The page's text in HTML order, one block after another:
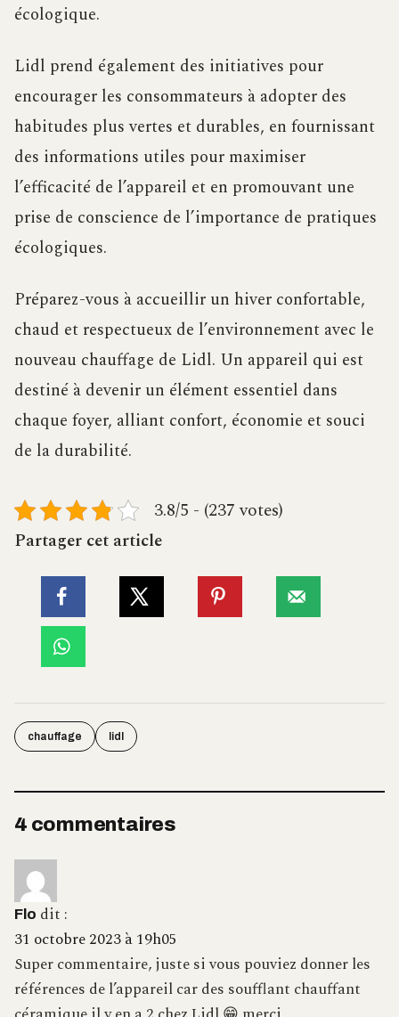
écologique.
Lidl prend également des initiatives pour
encourager les consommateurs à adopter des
habitudes plus vertes et durables, en fournissant
des informations utiles pour maximiser
l’efficacité de l’appareil et en promouvant une
prise de conscience de l’importance de pratiques
écologiques.
Préparez-vous à accueillir un hiver confortable,
chaud et respectueux de l’environnement avec le
nouveau chauffage de Lidl. Un appareil qui est
destiné à devenir un élément essentiel dans
chaque foyer, alliant confort, économie et souci
de la durabilité.
3.8/5 - (237 votes)
Partager cet article
chauffage lidl
4 commentaires
Flo dit :
31 octobre 2023 à 19h05
Super commentaire, juste si vous pouviez donner les
références de l’appareil car des soufflant chauffant